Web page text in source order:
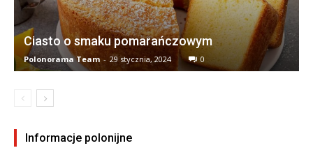
Ciasto o smaku pomarańczowym
Polonorama Team - 29 stycznia, 2024 0
Informacje polonijne